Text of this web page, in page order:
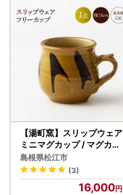
【湯町窯】スリップウェア
ミニマグカップ / マグカッ
プ コーヒーカップ [ALDM
002]
島根県松江市
(3)
16,000